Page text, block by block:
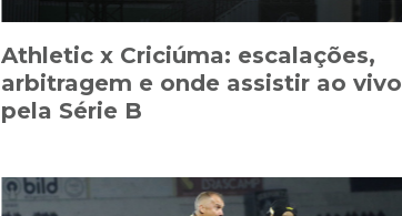
Athletic x Criciúma: escalações,
arbitragem e onde assistir ao vivo
pela Série B